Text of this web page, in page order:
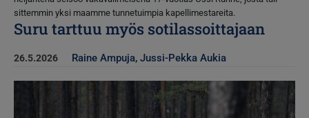
sittemmin yksi maamme tunnetuimpia kapellimestareita.
Suru tarttuu myös sotilassoittajaan
26.5.2026 Raine Ampuja, Jussi-Pekka Aukia